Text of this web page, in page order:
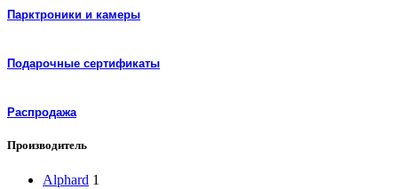
Парктроники и камеры
Подарочные сертификаты
Распродажа
Производитель
Alphard 1